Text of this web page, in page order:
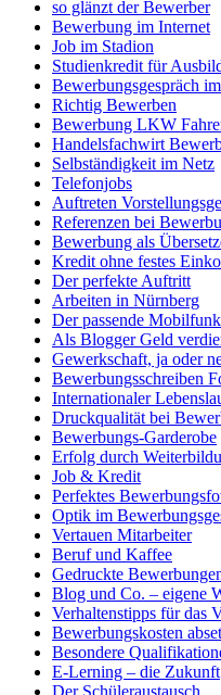
so glänzt der Bewerber
Bewerbung im Internet
Job im Stadion
Studienkredit für
Bewerbungsgespräch
Richtig Bewerben
Bewerbung LKW
Handelsfachwirt
Selbständigkeit im Netz
Telefonjobs
Auftreten
Referenzen bei
Bewerbung als
Kredit ohne festes
Der perfekte Auftritt
Arbeiten in Nürnberg
Der passende
Als Blogger Geld
Gewerkschaft, ja oder
Bewerbungsschreiben
Internationaler
Druckqualität bei
Bewerbungs-Garderobe
Erfolg durch
Job & Kredit
Perfektes
Optik im
Vertauen Mitarbeiter
Beruf und Kaffee
Gedruckte
Blog und Co. – eigene
Verhaltenstipps für das
Bewerbungskosten
Besondere
E-Lerning – die Zukunft
Der Schüleraustausch